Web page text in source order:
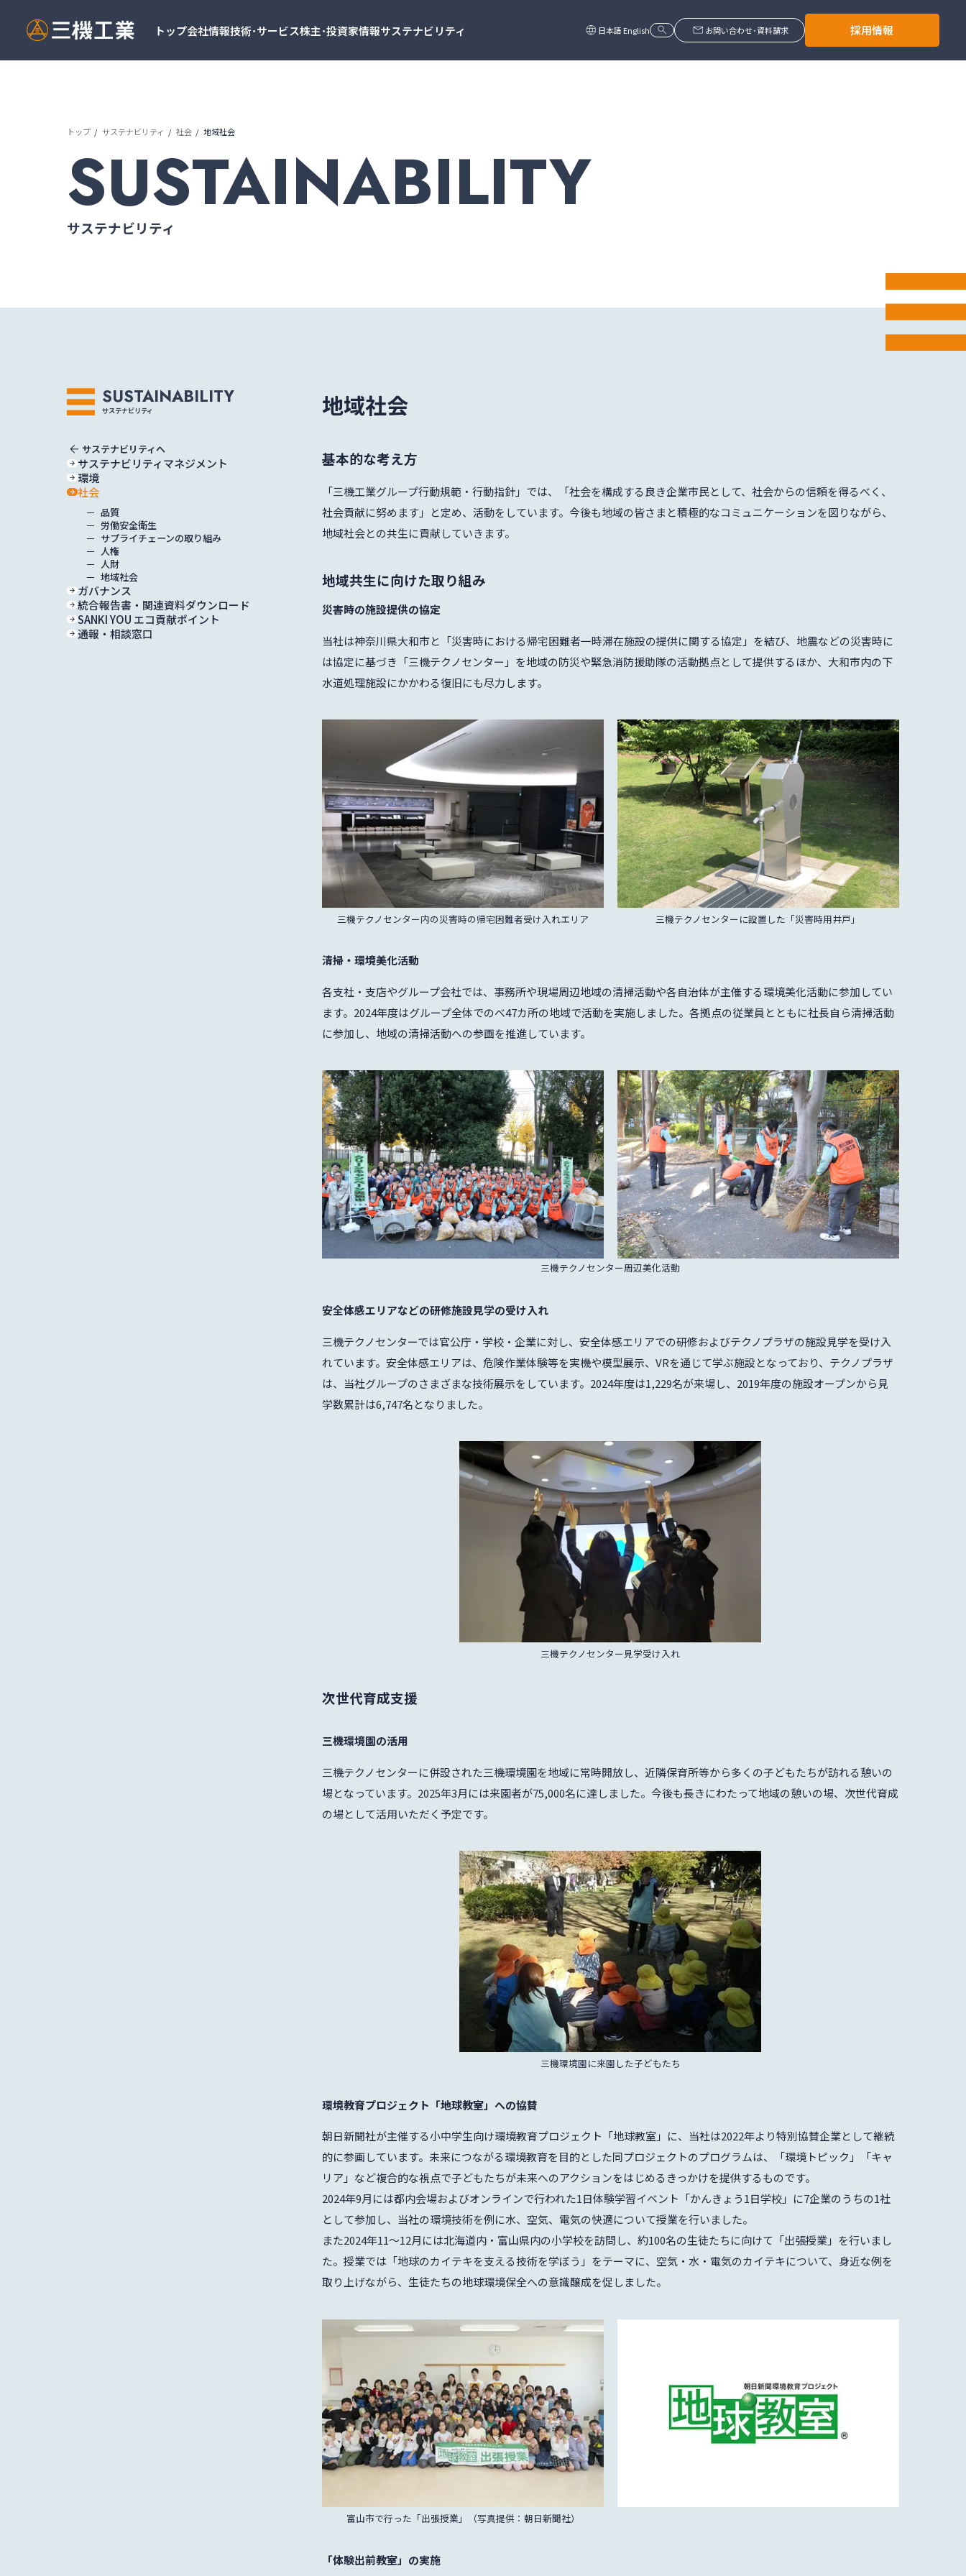
トップ会社情報技術･サービス株主･投資家情報サステナビリティ language 日本語 English search mail お問い合わせ･資料請求 採用情報
トップ サステナビリティ 社会 地域社会
SUSTAINABILITY
サステナビリティ
SUSTAINABILITY
サステナビリティ
arrow_back サステナビリティへ
サステナビリティマネジメント
環境
社会
品質
労働安全衛生
サプライチェーンの取り組み
人権
人財
地域社会
ガバナンス
統合報告書・関連資料ダウンロード
SANKI YOU エコ貢献ポイント
通報・相談窓口
地域社会
基本的な考え方
「三機工業グループ行動規範・行動指針」では、「社会を構成する良き企業市民として、社会からの信頼を得るべく、
社会貢献に努めます」と定め、活動をしています。今後も地域の皆さまと積極的なコミュニケーションを図りながら、
地域社会との共生に貢献していきます。
地域共生に向けた取り組み
災害時の施設提供の協定
当社は神奈川県大和市と「災害時における帰宅困難者一時滞在施設の提供に関する協定」を結び、地震などの災害時に
は協定に基づき「三機テクノセンター」を地域の防災や緊急消防援助隊の活動拠点として提供するほか、大和市内の下
水道処理施設にかかわる復旧にも尽力します。
三機テクノセンター内の災害時の帰宅困難者受け入れエリア 三機テクノセンターに設置した「災害時用井戸」
清掃・環境美化活動
各支社・支店やグループ会社では、事務所や現場周辺地域の清掃活動や各自治体が主催する環境美化活動に参加してい
ます。2024年度はグループ全体でのべ47カ所の地域で活動を実施しました。各拠点の従業員とともに社長自ら清掃活動
に参加し、地域の清掃活動への参画を推進しています。
三機テクノセンター周辺美化活動
安全体感エリアなどの研修施設見学の受け入れ
三機テクノセンターでは官公庁・学校・企業に対し、安全体感エリアでの研修およびテクノプラザの施設見学を受け入
れています。安全体感エリアは、危険作業体験等を実機や模型展示、VRを通じて学ぶ施設となっており、テクノプラザ
は、当社グループのさまざまな技術展示をしています。2024年度は1,229名が来場し、2019年度の施設オープンから見
学数累計は6,747名となりました。
三機テクノセンター見学受け入れ
次世代育成支援
三機環境園の活用
三機テクノセンターに併設された三機環境園を地域に常時開放し、近隣保育所等から多くの子どもたちが訪れる憩いの
場となっています。2025年3月には来園者が75,000名に達しました。今後も長きにわたって地域の憩いの場、次世代育成
の場として活用いただく予定です。
三機環境園に来園した子どもたち
環境教育プロジェクト「地球教室」への協賛
朝日新聞社が主催する小中学生向け環境教育プロジェクト「地球教室」に、当社は2022年より特別協賛企業として継続
的に参画しています。未来につながる環境教育を目的とした同プロジェクトのプログラムは、「環境トピック」「キャ
リア」など複合的な視点で子どもたちが未来へのアクションをはじめるきっかけを提供するものです。
2024年9月には都内会場およびオンラインで行われた1日体験学習イベント「かんきょう1日学校」に7企業のうちの1社
として参加し、当社の環境技術を例に水、空気、電気の快適について授業を行いました。
また2024年11～12月には北海道内・富山県内の小学校を訪問し、約100名の生徒たちに向けて「出張授業」を行いまし
た。授業では「地球のカイテキを支える技術を学ぼう」をテーマに、空気・水・電気のカイテキについて、身近な例を
取り上げながら、生徒たちの地球環境保全への意識醸成を促しました。
富山市で行った「出張授業」（写真提供：朝日新聞社）
「体験出前教室」の実施
会社情報
技術･サービス
株主･投資家情報
サステナビリティ